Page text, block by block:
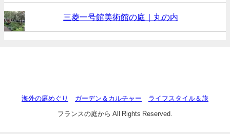
三菱一号館美術館の庭｜丸の内
海外の庭めぐり ガーデン＆カルチャー ライフスタイル＆旅
フランスの庭から All Rights Reserved.